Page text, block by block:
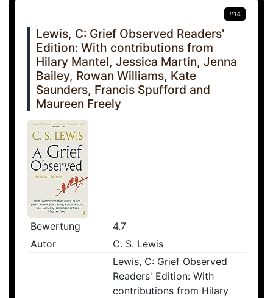
#14
Lewis, C: Grief Observed Readers'
Edition: With contributions from
Hilary Mantel, Jessica Martin, Jenna
Bailey, Rowan Williams, Kate
Saunders, Francis Spufford and
Maureen Freely
Bewertung
4.7
Autor
C. S. Lewis
Lewis, C: Grief Observed
Readers' Edition: With
contributions from Hilary